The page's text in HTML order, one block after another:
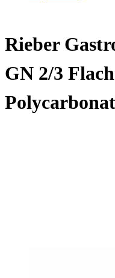
Rieber
GN 2/3
Polycarbonat